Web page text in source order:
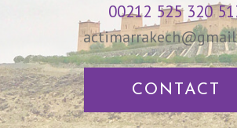
00212 525 320
CONTACT